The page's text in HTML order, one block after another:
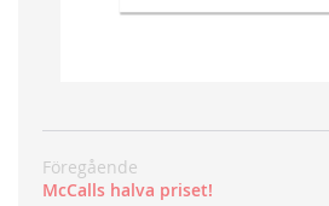
Föregående
McCalls halva priset!